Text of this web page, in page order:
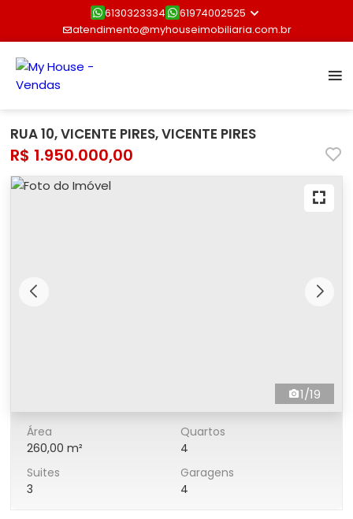
6130323334
61974002525
atendimento@myhouseimobiliaria.com.br
RUA 10, VICENTE PIRES, VICENTE PIRES
R$ 1.950.000,00
1/19
Área
260,00 m²
Quartos
4
Suites
3
Garagens
4